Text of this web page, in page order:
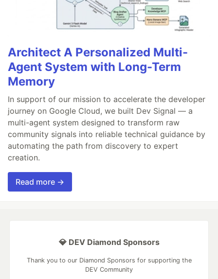
Architect A Personalized Multi-
Agent System with Long-Term
Memory
In support of our mission to accelerate the developer
journey on Google Cloud, we built Dev Signal — a
multi-agent system designed to transform raw
community signals into reliable technical guidance by
automating the path from discovery to expert
creation.
Read more →
💎 DEV Diamond Sponsors
Thank you to our Diamond Sponsors for supporting the
DEV Community